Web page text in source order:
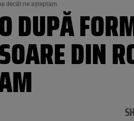
decât ne așteptam
DUPĂ
DIN